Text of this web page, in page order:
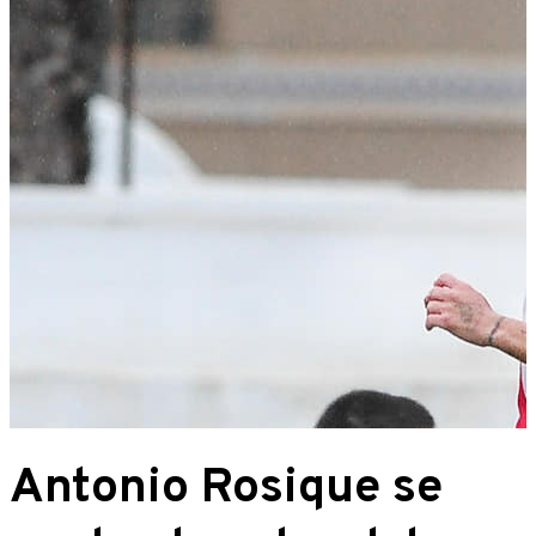
Antonio Rosique se